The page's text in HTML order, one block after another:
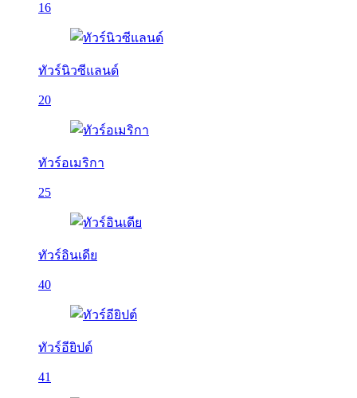
16
ทัวร์นิวซีแลนด์
20
ทัวร์อเมริกา
25
ทัวร์อินเดีย
40
ทัวร์อียิปต์
41